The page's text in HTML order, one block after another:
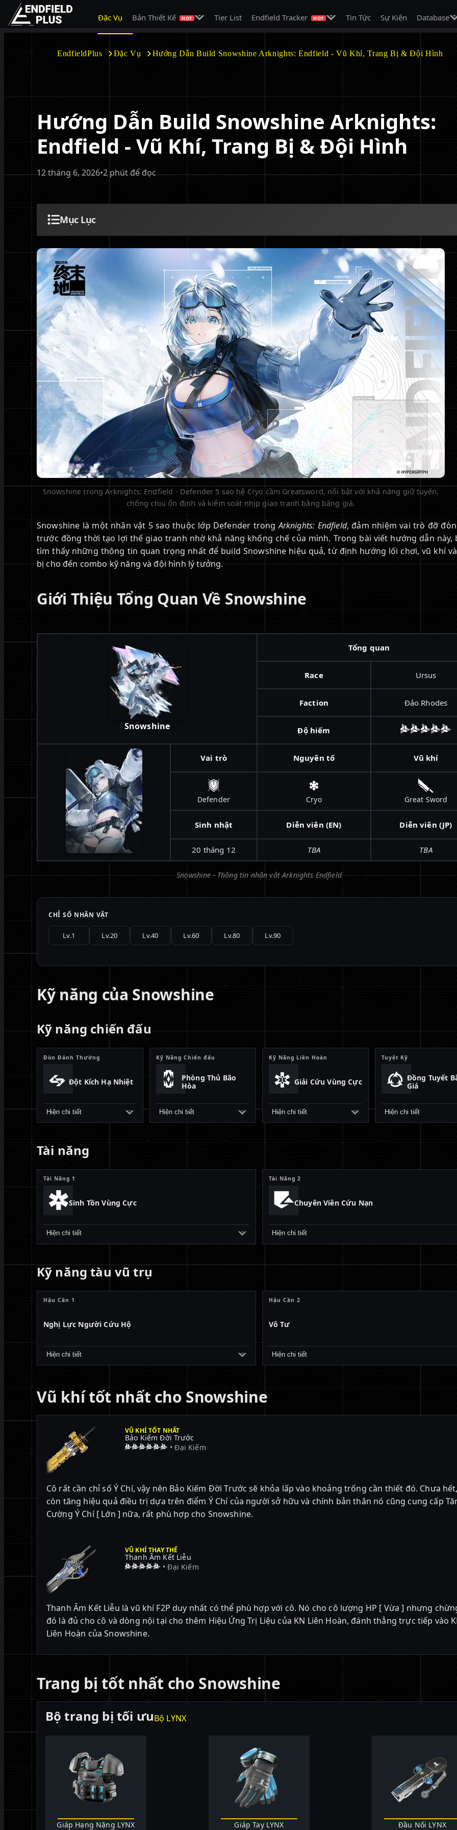
EndfieldPlus Đặc Vụ Bản Thiết Kế HOT Mở menu con
Tier List Endfield Tracker HOT Mở menu con
Tin Tức Sự Kiện Database
EndfieldPlus Đặc Vụ Hướng Dẫn Build Snowshine Arknights: Endfield - Vũ Khí, Trang Bị & Đội Hình
Hướng Dẫn Build Snowshine Arknights:
Endfield - Vũ Khí, Trang Bị & Đội Hình
12 tháng 6, 2026•2 phút để đọc
Mục Lục
Snowshine trong Arknights: Endfield - Defender 5 sao hệ Cryo cầm Greatsword, nổi bật với khả năng giữ tuyến,
chống chịu ổn định và kiểm soát nhịp giao tranh bằng băng giá.
Snowshine là một nhân vật 5 sao thuộc lớp Defender trongArknights: Endfield, đảm nhiệm vai trò đỡ
trước đồng thời tạo lợi thế giao tranh nhờ khả năng khống chế của mình. Trong bài viết hướng dẫn này,
tìm thấy những thông tin quan trọng nhất để build Snowshine hiệu quả, từ định hướng lối chơi, vũ khí
bị cho đến combo kỹ năng và đội hình lý tưởng.
Giới Thiệu Tổng Quan Về Snowshine
Snowshine
Tổng quan
Race Ursus
Faction Đảo Rhodes
Độ hiếm
Vai trò Nguyên tố Vũ khí
Defender Cryo Great Sword
Sinh nhật Diễn viên (EN) Diễn viên (JP)
20 tháng 12 TBA TBA
Snowshine - Thông tin nhân vật Arknights Endfield
CHỈ SỐ NHÂN VẬT
Lv.1 Lv.20 Lv.40 Lv.60 Lv.80 Lv.90
Kỹ năng của Snowshine
Kỹ năng chiến đấu
Đòn Đánh Thường
Đột Kích Hạ Nhiệt
Hiện chi tiết
Kỹ Năng Chiến đấu
Phòng Thủ Bão
Hòa
Hiện chi tiết
Kỹ Năng Liên Hoàn
Giải Cứu Vùng Cực
Hiện chi tiết
Tuyệt Kỹ
Đồng Tuyết
Giá
Hiện chi tiết
Tài năng
Tài Năng 1
Sinh Tồn Vùng Cực
Hiện chi tiết
Tài Năng 2
Chuyên Viên Cứu Nạn
Hiện chi tiết
Kỹ năng tàu vũ trụ
Hậu Cần 1
Nghị Lực Người Cứu Hộ
Hiện chi tiết
Hậu Cần 2
Vô Tư
Hiện chi tiết
Vũ khí tốt nhất cho Snowshine
VŨ KHÍ TỐT NHẤT
Bảo Kiếm Đời Trước
• Đại Kiếm
Cô rất cần chỉ số Ý Chí, vậy nên Bảo Kiếm Đời Trước sẽ khỏa lấp vào khoảng trống cần thiết đó. Chưa
còn tăng hiệu quả điều trị dựa trên điểm Ý Chí của người sở hữu và chính bản thân nó cũng cung cấp
Cường Ý Chí [ Lớn ] nữa, rất phù hợp cho Snowshine.
VŨ KHÍ THAY THẾ
Thanh Âm Kết Liễu
• Đại Kiếm
Thanh Âm Kết Liễu là vũ khí F2P duy nhất có thể phù hợp với cô. Nó cho cô lượng HP [ Vừa ] nhưng
đó là đủ cho cô và dòng nội tại cho thêm Hiệu Ứng Trị Liệu của KN Liên Hoàn, đánh thẳng trực tiếp vào
Liên Hoàn của Snowshine.
Trang bị tốt nhất cho Snowshine
Bộ trang bị tối ưuBộ LYNX
Giáp Hạng Nặng LYNX Giáp Tay LYNX Đầu Nối LYNX